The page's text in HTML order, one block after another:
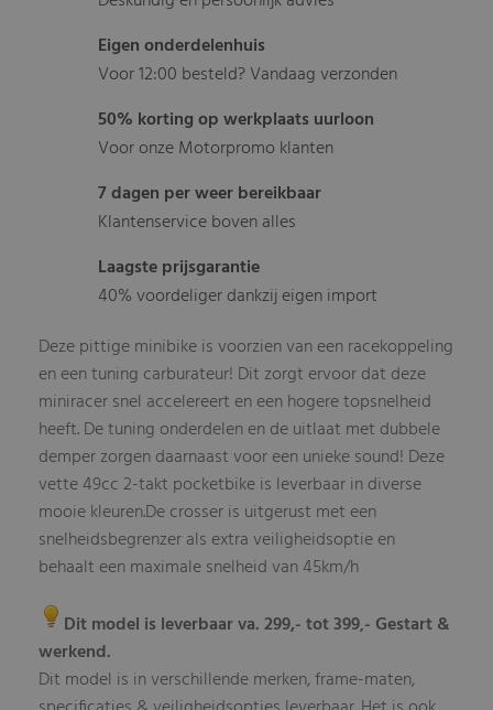
Eigen onderdelenhuis
Voor 12:00 besteld? Vandaag verzonden
50% korting op werkplaats uurloon
Voor onze Motorpromo klanten
7 dagen per weer bereikbaar
Klantenservice boven alles
Laagste prijsgarantie
40% voordeliger dankzij eigen import
Deze pittige minibike is voorzien van een racekoppeling
en een tuning carburateur! Dit zorgt ervoor dat deze
miniracer snel accelereert en een hogere topsnelheid
heeft. De tuning onderdelen en de uitlaat met dubbele
demper zorgen daarnaast voor een unieke sound! Deze
vette 49cc 2-takt pocketbike is leverbaar in diverse
mooie kleuren.De crosser is uitgerust met een
snelheidsbegrenzer als extra veiligheidsoptie en
behaalt een maximale snelheid van 45km/h
Dit model is leverbaar va. 299,- tot 399,- Gestart &
werkend.
Dit model is in verschillende merken, frame-maten,